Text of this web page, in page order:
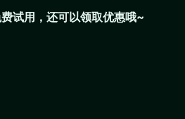
试用，还可以领取优惠哦~